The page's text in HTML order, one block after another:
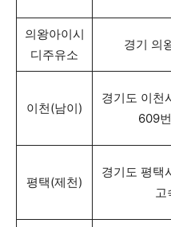
의왕아이시
디주유소
경기 의
이천(남이)
경기도 이천
609
평택(제천)
경기도 평택
고